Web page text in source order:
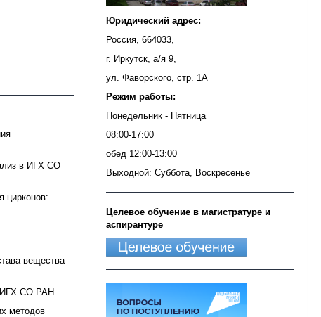
в ИГХ СО
цирконов:
вещества
ИГХ СО РАН.
методов
Юридический адрес:
Россия, 664033,
г. Иркутск, а/я 9,
ул. Фаворского, стр. 1А
Режим работы:
Понедельник - Пятница
08:00-17:00
обед 12:00-13:00
Выходной: Суббота, Воскресенье
Целевое обучение в магистратуре и
аспирантуре